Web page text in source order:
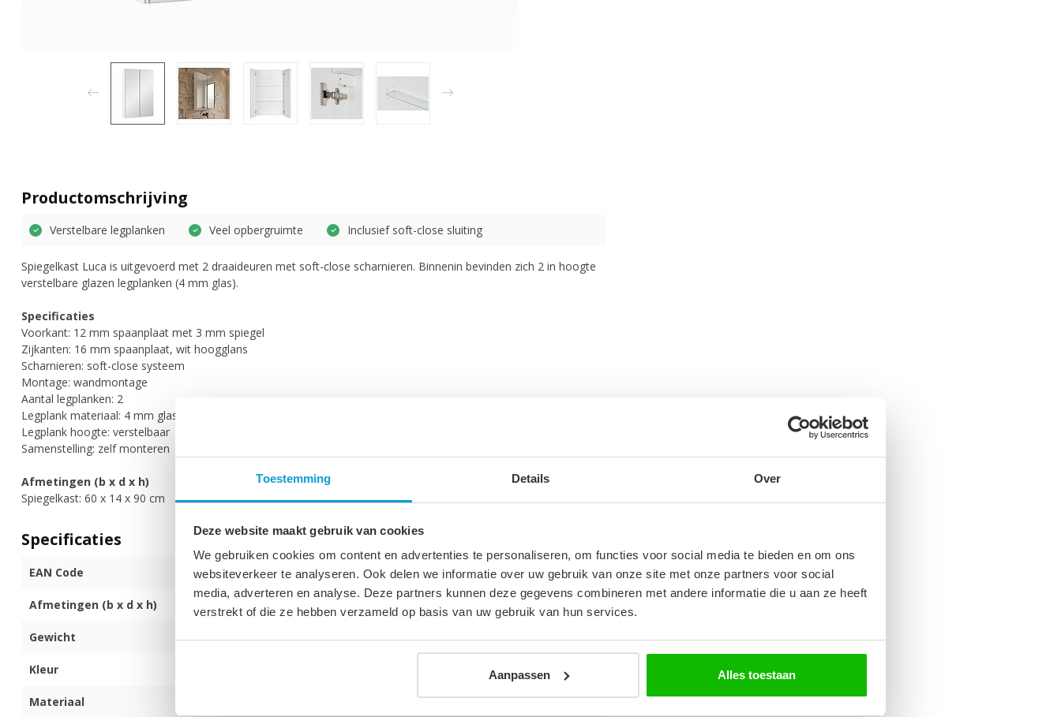
Toestemming Details Over
Deze website maakt gebruik van cookies
We gebruiken cookies om content en advertenties te personaliseren, om functies voor social media te bieden en om ons
websiteverkeer te analyseren. Ook delen we informatie over uw gebruik van onze site met onze partners voor social
media, adverteren en analyse. Deze partners kunnen deze gegevens combineren met andere informatie die u aan ze heeft
verstrekt of die ze hebben verzameld op basis van uw gebruik van hun services.
Aanpassen Alles toestaan
Productomschrijving
Verstelbare legplanken Veel opbergruimte Inclusief soft-close sluiting
Spiegelkast Luca is uitgevoerd met 2 draaideuren met soft-close scharnieren. Binnenin bevinden zich 2 in hoogte
verstelbare glazen legplanken (4 mm glas).
Specificaties
Voorkant: 12 mm spaanplaat met 3 mm spiegel
Zijkanten: 16 mm spaanplaat, wit hoogglans
Scharnieren: soft-close systeem
Montage: wandmontage
Aantal legplanken: 2
Legplank materiaal: 4 mm glas
Legplank hoogte: verstelbaar
Samenstelling: zelf monteren
Afmetingen (b x d x h)
Spiegelkast: 60 x 14 x 90 cm
Specificaties
EAN Code 8720171740797
Afmetingen (b x d x h) 60 x 14 x 90 cm
Gewicht 16 kg
Kleur
Materiaal